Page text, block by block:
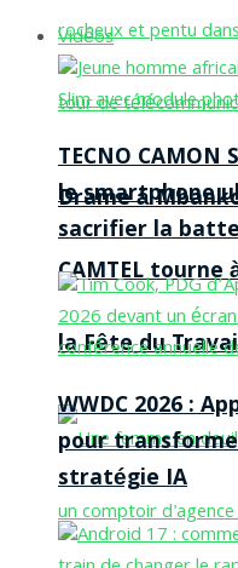
Drame à
CAMTEL
la Fête du
Vidéos
TECNO CAMON
le smartphone
sacrifier la
WWDC 2026 :
pour
stratégie IA